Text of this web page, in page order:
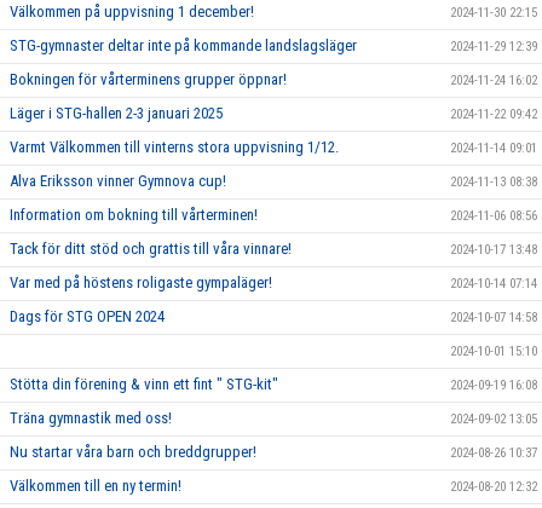
Välkommen på uppvisning 1 december! 2024-11-30 22:15
STG-gymnaster deltar inte på kommande landslagsläger 2024-11-29 12:39
Bokningen för vårterminens grupper öppnar! 2024-11-24 16:02
Läger i STG-hallen 2-3 januari 2025 2024-11-22 09:42
Varmt Välkommen till vinterns stora uppvisning 1/12. 2024-11-14 09:01
Alva Eriksson vinner Gymnova cup! 2024-11-13 08:38
Information om bokning till vårterminen! 2024-11-06 08:56
Tack för ditt stöd och grattis till våra vinnare! 2024-10-17 13:48
Var med på höstens roligaste gympaläger! 2024-10-14 07:14
Dags för STG OPEN 2024 2024-10-07 14:58
2024-10-01 15:10
Stötta din förening & vinn ett fint " STG-kit" 2024-09-19 16:08
Träna gymnastik med oss! 2024-09-02 13:05
Nu startar våra barn och breddgrupper! 2024-08-26 10:37
Välkommen till en ny termin! 2024-08-20 12:32